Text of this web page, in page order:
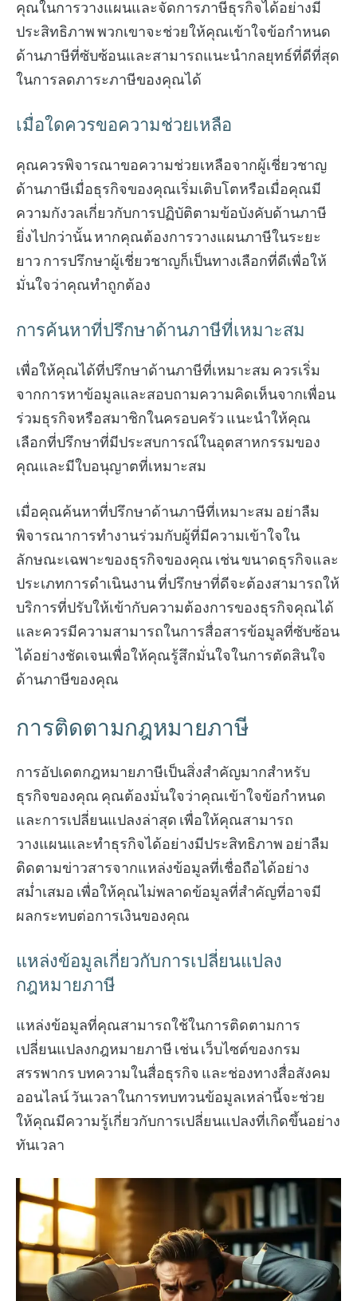
คุณในการวางแผนและจัดการภาษีธุรกิจได้อย่างมี
ประสิทธิภาพ พวกเขาจะช่วยให้คุณเข้าใจข้อกำหนด
ด้านภาษีที่ซับซ้อนและสามารถแนะนำกลยุทธ์ที่ดีที่สุด
ในการลดภาระภาษีของคุณได้
เมื่อใดควรขอความช่วยเหลือ
คุณควรพิจารณาขอความช่วยเหลือจากผู้เชี่ยวชาญ
ด้านภาษีเมื่อธุรกิจของคุณเริ่มเติบโตหรือเมื่อคุณมี
ความกังวลเกี่ยวกับการปฏิบัติตามข้อบังคับด้านภาษี
ยิ่งไปกว่านั้น หากคุณต้องการวางแผนภาษีในระยะ
ยาว การปรึกษาผู้เชี่ยวชาญก็เป็นทางเลือกที่ดีเพื่อให้
มั่นใจว่าคุณทำถูกต้อง
การค้นหาที่ปรึกษาด้านภาษีที่เหมาะสม
เพื่อให้คุณได้ที่ปรึกษาด้านภาษีที่เหมาะสม ควรเริ่ม
จากการหาข้อมูลและสอบถามความคิดเห็นจากเพื่อน
ร่วมธุรกิจหรือสมาชิกในครอบครัว แนะนำให้คุณ
เลือกที่ปรึกษาที่มีประสบการณ์ในอุตสาหกรรมของ
คุณและมีใบอนุญาตที่เหมาะสม
เมื่อคุณค้นหาที่ปรึกษาด้านภาษีที่เหมาะสม อย่าลืม
พิจารณาการทำงานร่วมกับผู้ที่มีความเข้าใจใน
ลักษณะเฉพาะของธุรกิจของคุณ เช่น ขนาดธุรกิจและ
ประเภทการดำเนินงาน ที่ปรึกษาที่ดีจะต้องสามารถให้
บริการที่ปรับให้เข้ากับความต้องการของธุรกิจคุณได้
และควรมีความสามารถในการสื่อสารข้อมูลที่ซับซ้อน
ได้อย่างชัดเจนเพื่อให้คุณรู้สึกมั่นใจในการตัดสินใจ
ด้านภาษีของคุณ
การติดตามกฎหมายภาษี
การอัปเดตกฎหมายภาษีเป็นสิ่งสำคัญมากสำหรับ
ธุรกิจของคุณ คุณต้องมั่นใจว่าคุณเข้าใจข้อกำหนด
และการเปลี่ยนแปลงล่าสุด เพื่อให้คุณสามารถ
วางแผนและทำธุรกิจได้อย่างมีประสิทธิภาพ อย่าลืม
ติดตามข่าวสารจากแหล่งข้อมูลที่เชื่อถือได้อย่าง
สม่ำเสมอ เพื่อให้คุณไม่พลาดข้อมูลที่สำคัญที่อาจมี
ผลกระทบต่อการเงินของคุณ
แหล่งข้อมูลเกี่ยวกับการเปลี่ยนแปลง
กฎหมายภาษี
แหล่งข้อมูลที่คุณสามารถใช้ในการติดตามการ
เปลี่ยนแปลงกฎหมายภาษี เช่น เว็บไซต์ของกรม
สรรพากร บทความในสื่อธุรกิจ และช่องทางสื่อสังคม
ออนไลน์ วันเวลาในการทบทวนข้อมูลเหล่านี้จะช่วย
ให้คุณมีความรู้เกี่ยวกับการเปลี่ยนแปลงที่เกิดขึ้นอย่าง
ทันเวลา